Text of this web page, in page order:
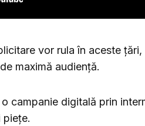
vor rula în aceste
maximă audiență.
campanie digitală prin
piețe.